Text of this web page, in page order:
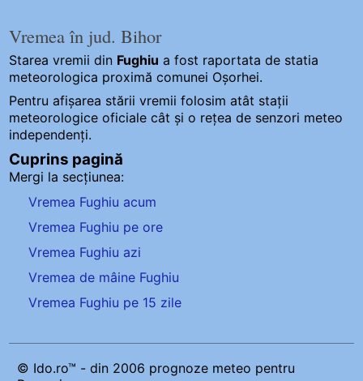
Vremea în jud. Bihor
Starea vremii din Fughiu a fost raportata de statia
meteorologica proximă comunei Oșorhei.
Pentru afișarea stării vremii folosim atât stații
meteorologice oficiale cât și o rețea de senzori meteo
independenți.
Cuprins pagină
Mergi la secțiunea:
Vremea Fughiu acum
Vremea Fughiu pe ore
Vremea Fughiu azi
Vremea de mâine Fughiu
Vremea Fughiu pe 15 zile
© Ido.ro™ - din 2006 prognoze meteo pentru